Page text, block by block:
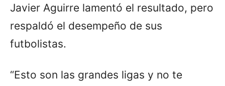
Javier Aguirre lamentó el resultado, pero
respaldó el desempeño de sus
futbolistas.
“Esto son las grandes ligas y no te